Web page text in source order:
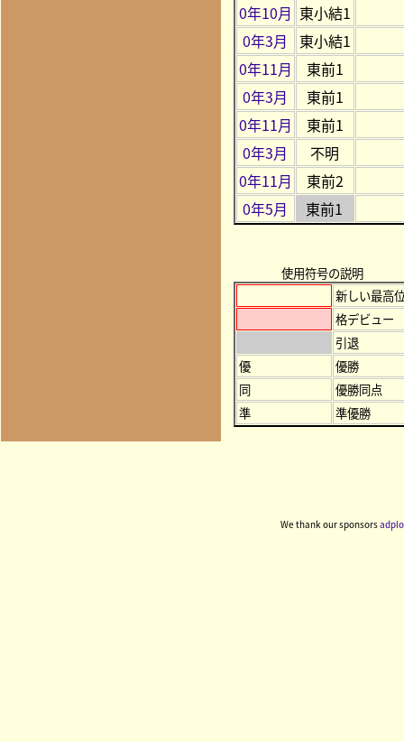
0年10月 東小結1
0年3月
東小結1
0年11月
東前1
0年3月
東前1
0年11月
東前1
0年3月
不明
0年11月
東前2
0年5月
東前1
使用符号の説明
新しい最高
格デビュー
引退
優
優勝
同
優勝同点
準
準優勝
We thank our sponsors